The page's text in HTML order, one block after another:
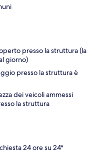
presso la struttura (la
giorno)
presso la struttura è
dei veicoli ammessi
la struttura
24 ore su 24*